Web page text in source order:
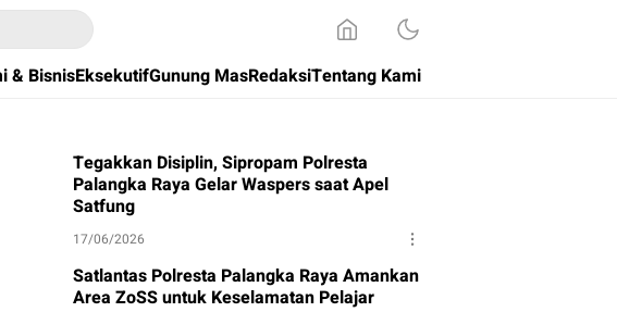
& BisnisEksekutifGunung MasRedaksiTentang Kami
Tegakkan Disiplin, Sipropam Polresta
Palangka Raya Gelar Waspers saat Apel
Satfung
17/06/2026
Satlantas Polresta Palangka Raya Amankan
Area ZoSS untuk Keselamatan Pelajar